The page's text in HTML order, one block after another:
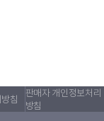
침
판매자 개인정보처리
방침